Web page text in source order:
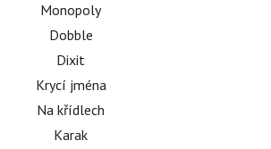
Monopoly
Dobble
Dixit
Krycí jména
Na křídlech
Karak